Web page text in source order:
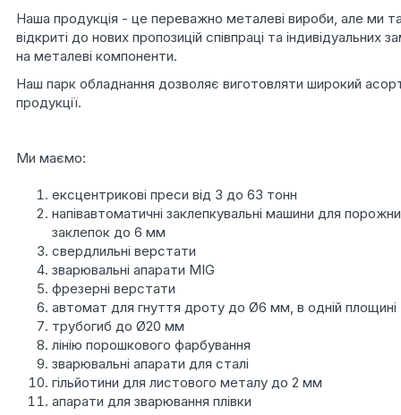
Наша продукція - це переважно металеві вироби, але ми
відкриті до нових пропозицій співпраці та індивідуальних
на металеві компоненти.
Наш парк обладнання дозволяє виготовляти широкий
продукції.
Ми маємо:
ексцентрикові преси від 3 до 63 тонн
напівавтоматичні заклепкувальні машини для
заклепок до 6 мм
свердлильні верстати
зварювальні апарати MIG
фрезерні верстати
автомат для гнуття дроту до Ø6 мм, в одній площині
трубогиб до Ø20 мм
лінію порошкового фарбування
зварювальні апарати для сталі
гільйотини для листового металу до 2 мм
апарати для зварювання плівки